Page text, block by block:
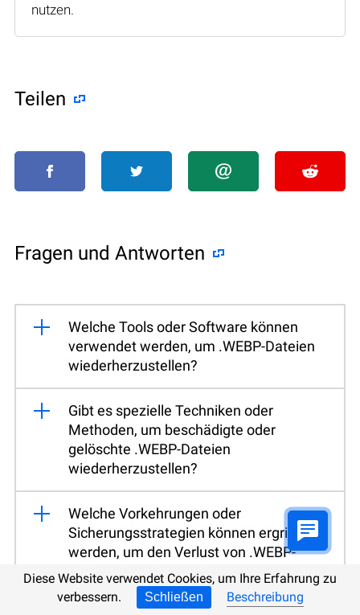
nutzen.
Teilen
Fragen und Antworten
Welche Tools oder Software können
verwendet werden, um .WEBP-Dateien
wiederherzustellen?
Gibt es spezielle Techniken oder
Methoden, um beschädigte oder
gelöschte .WEBP-Dateien
wiederherzustellen?
Welche Vorkehrungen oder
Sicherungsstrategien können ergriffen
werden, um den Verlust von .WEBP-
Dateien zu vermeiden und ihre
Wiederherstellung zu erleichtern?
Diese Website verwendet Cookies, um Ihre Erfahrung zu
verbessern.
Schließen Beschreibung